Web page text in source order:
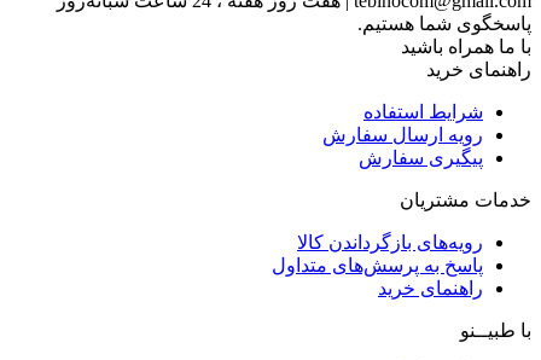
پاسخگوی شما هستیم.
با ما همراه باشید
راهنمای خرید
شرایط استفاده
رویه ارسال سفارش
پیگیری سفارش
خدمات مشتریان
رویه‌های بازگرداندن کالا
پاسخ به پرسش‌های متداول
راهنمای خرید
با طبیــنو